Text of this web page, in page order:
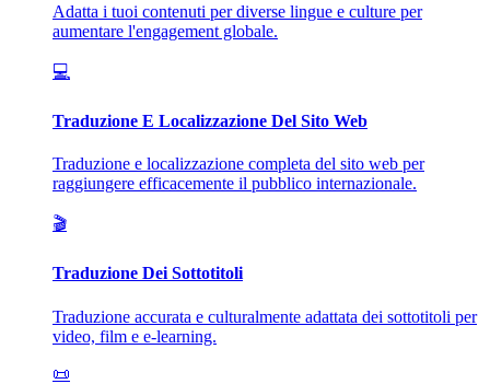
Adatta i tuoi contenuti per diverse lingue e culture per
aumentare l'engagement globale.
💻
Traduzione E Localizzazione Del Sito Web
Traduzione e localizzazione completa del sito web per
raggiungere efficacemente il pubblico internazionale.
🎬
Traduzione Dei Sottotitoli
Traduzione accurata e culturalmente adattata dei sottotitoli per
video, film e e-learning.
📜